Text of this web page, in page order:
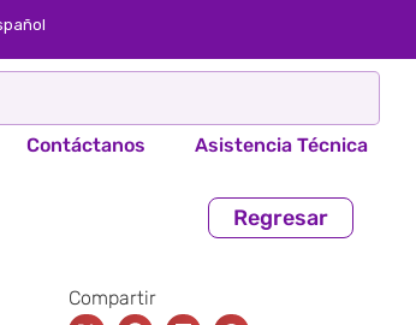
Contáctanos Asistencia Técnica​
Regresar
Compartir